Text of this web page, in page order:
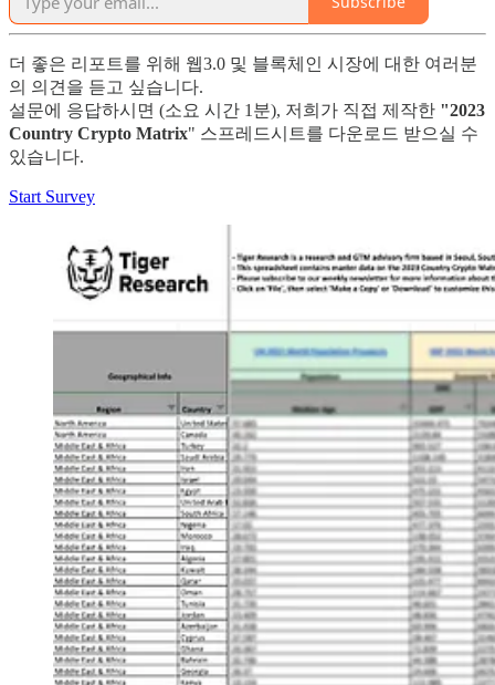
더 좋은 리포트를 위해 웹3.0 및 블록체인 시장에 대한 여러분
의 의견을 듣고 싶습니다.
설문에 응답하시면 (소요 시간 1분), 저희가 직접 제작한 "2023
Country Crypto Matrix" 스프레드시트를 다운로드 받으실 수
있습니다.
Start Survey